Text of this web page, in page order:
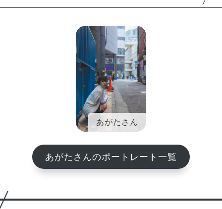
あがたさん
あがたさんのポートレート一覧